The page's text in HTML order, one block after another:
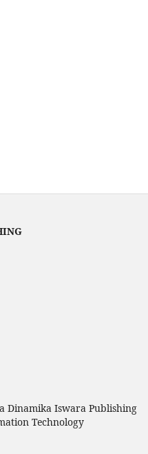
Dinamika Iswara Publishing
Technology